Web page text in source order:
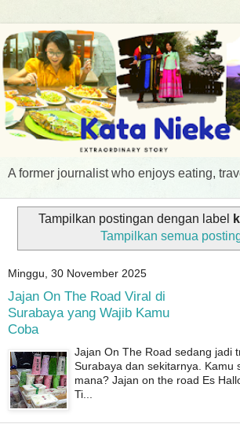
A former journalist who enjoys eating,
Tampilkan postingan dengan label
Tampilkan semua
Minggu, 30 November 2025
Jajan On The Road Viral di
Surabaya yang Wajib Kamu
Coba
Jajan On The Road sedang jadi
Surabaya dan sekitarnya. Kamu
mana? Jajan on the road Es
Ti...